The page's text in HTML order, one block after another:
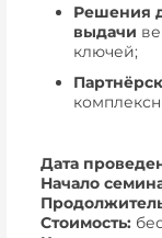
Решения
выдачи
ключей;
Дата
Начало
Стоимость: